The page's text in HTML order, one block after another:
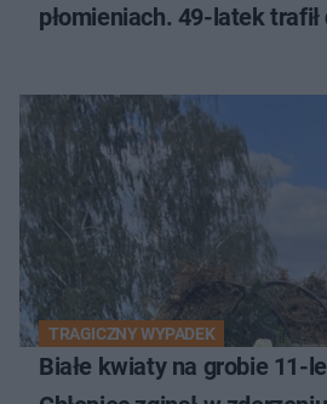
płomieniach. 49-latek
TRAGICZNY WYPADEK
Białe kwiaty na grobie 11-